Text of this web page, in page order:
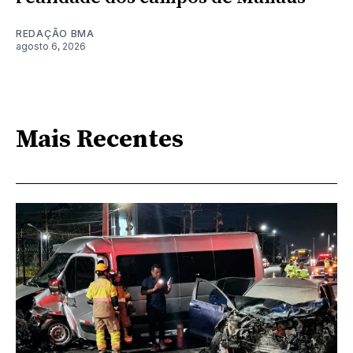
REDAÇÃO BMA
agosto 6, 2026
Mais Recentes